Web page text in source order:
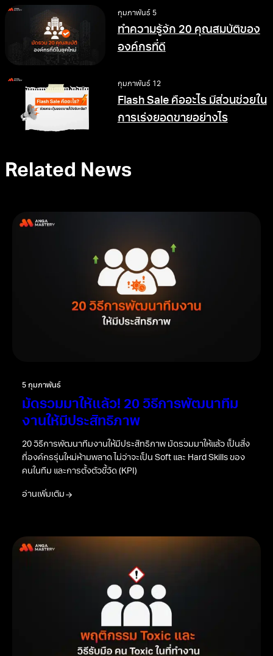
กุมภาพันธ์ 5
ทำความรู้จัก 20 คุณสมบัติของ
องค์กรที่ดี
กุมภาพันธ์ 12
Flash Sale คืออะไร มีส่วนช่วยใน
การเร่งยอดขายอย่างไร
Related News
5 กุมภาพันธ์
มัดรวมมาให้แล้ว! 20 วิธีการพัฒนาทีม
งานให้มีประสิทธิภาพ
20 วิธีการพัฒนาทีมงานให้มีประสิทธิภาพ มัดรวมมาให้แล้ว เป็นสิ่ง
ที่องค์กรรุ่นใหม่ห้ามพลาด ไม่ว่าจะเป็น Soft และ Hard Skills ของ
คนในทีม และการตั้งตัวชี้วัด (KPI)
อ่านเพิ่มเติม